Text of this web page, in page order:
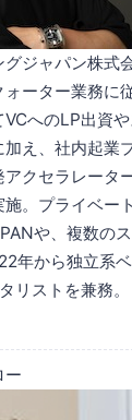
ジャパン株式
ーター業務に
へのLP出資
え、社内起業
クセラレータ
。プライベー
や、複数の
年から独立系
リストを兼務。
ー